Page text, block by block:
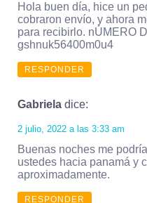
Hola buen día, hice un
cobraron envío, y ahora
para recibirlo. nÚMERO
gshnuk56400m0u4
RESPONDER
Gabriela dice:
2 julio, 2022 a las 3:33 am
Buenas noches me
ustedes hacia panamá y
aproximadamente.
RESPONDER